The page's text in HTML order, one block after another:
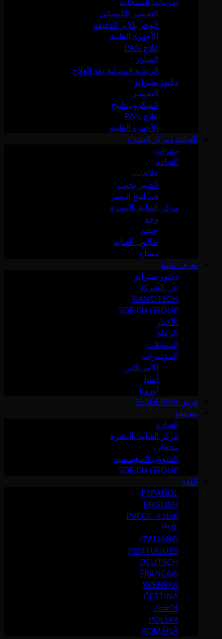
التقشير الكيميائي
الوخز بالإبر الدقيقة
الأجهزة الطبية
علاج PAN
الفيلرز
الرعاية المنزلية بعد العلاج
دكتور سيرانو
التقشير
الميكرونيدلينج
علاج PAN
الأجهزة الطبية
العيادة ومركز البشرة
مقرات
العيادة
علاجات
الخبير يجيب
في لمح البصر
مركز العناية بالبشرة
وجه
جسم
صالون العناية
مساج
تعرف علينا
دكتور سيرانو
عن الشركة
NANOTECH
SOFICU GROUP
الأخبار
الرعاة
المقابلات
المؤتمرات
الأمريكتين
آسيا
أوروبا
فريق SESDERMA
مقاطع
العيادة
مركز العناية بالبشرة
منتجات
الشؤون المؤسسية
SOFICU GROUP
اللغة
ESPAÑOL
ENGLISH
РУССК. ЯЗЫК
中文
ITALIANO
PORTUGUÉS
DEUTSCH
FRANÇAIS
SVENSKA
ČEŠTINA
한국어
POLSKY
ROMÂNĂ